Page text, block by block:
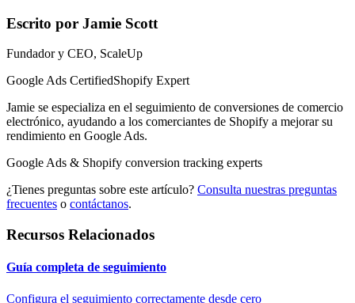
Escrito por Jamie Scott
Fundador y CEO, ScaleUp
Google Ads CertifiedShopify Expert
Jamie se especializa en el seguimiento de conversiones de comercio
electrónico, ayudando a los comerciantes de Shopify a mejorar su
rendimiento en Google Ads.
Google Ads & Shopify conversion tracking experts
¿Tienes preguntas sobre este artículo? Consulta nuestras preguntas
frecuentes o contáctanos.
Recursos Relacionados
Guía completa de seguimiento
Configura el seguimiento correctamente desde cero